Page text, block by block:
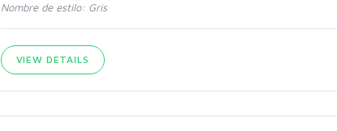
Nombre de estilo: Gris
VIEW DETAILS